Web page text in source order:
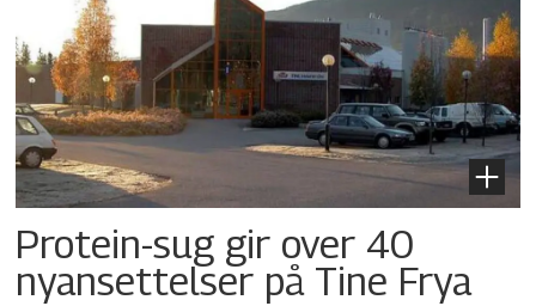
Protein-sug gir over 40
nyansettelser på Tine Frya